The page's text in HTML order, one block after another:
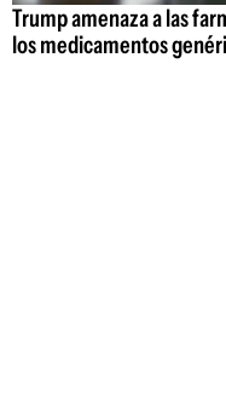
Trump amenaza a las
los medicamentos